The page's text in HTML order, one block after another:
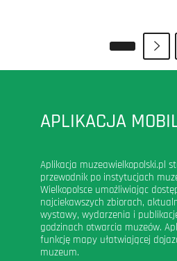
APLIKACJA
Aplikacja muzeawielkopolski.pl
przewodnik po instytucjach
Wielkopolsce umożliwiając
najciekawszych zbiorach,
wystawy, wydarzenia i
godzinach otwarcia muzeów.
funkcję mapy ułatwiającej
muzeum.